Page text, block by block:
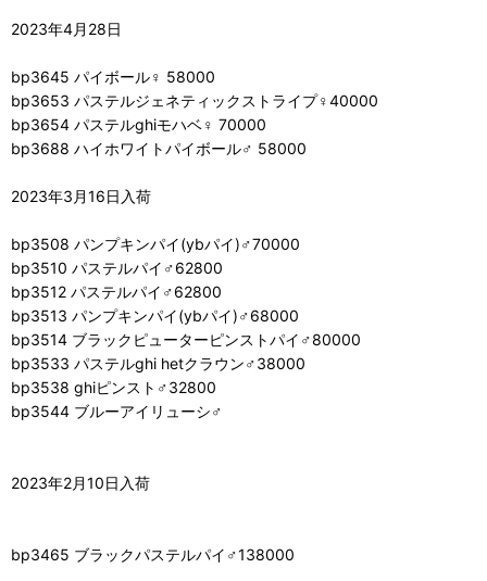
2023年4月28日
bp3645 パイボール♀ 58000
bp3653 パステルジェネティックストライプ♀40000
bp3654 パステルghiモハベ♀ 70000
bp3688 ハイホワイトパイボール♂ 58000
2023年3月16日入荷
bp3508 パンプキンパイ(ybパイ)♂70000
bp3510 パステルパイ♂62800
bp3512 パステルパイ♂62800
bp3513 パンプキンパイ(ybパイ)♂68000
bp3514 ブラックピューターピンストパイ♂80000
bp3533 パステルghi hetクラウン♂38000
bp3538 ghiピンスト♂32800
bp3544 ブルーアイリューシ♂
2023年2月10日入荷
bp3465 ブラックパステルパイ♂138000